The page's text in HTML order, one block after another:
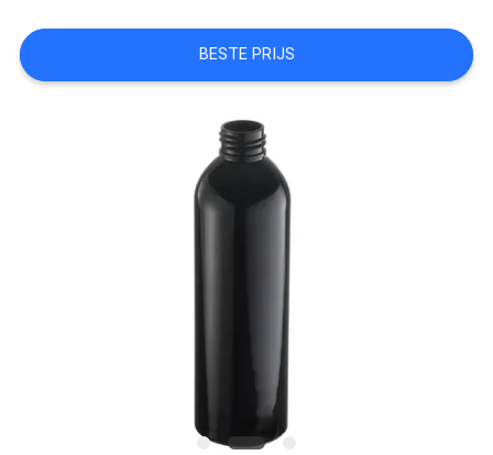
PRIVACY
POLICY
BESTE PRIJS